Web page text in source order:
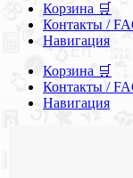
Корзина 🛒
Контакты /
Навигация
Корзина 🛒
Контакты /
Навигация